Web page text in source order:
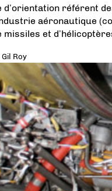
d’orientation référent
aéronautique
et
Gil Roy